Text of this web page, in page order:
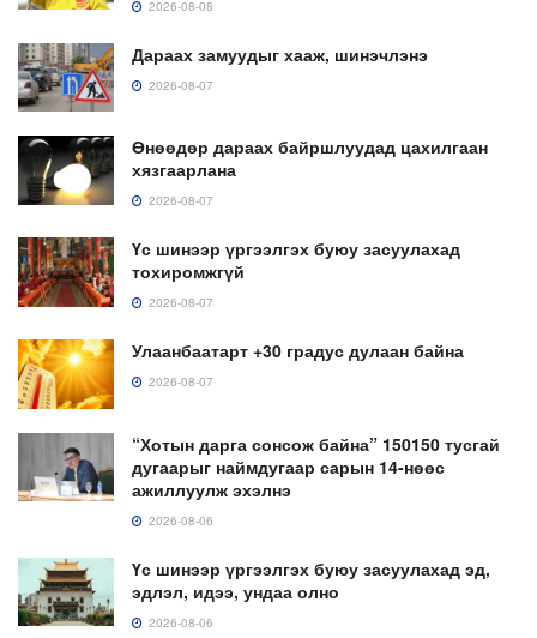
2026-08-08
Дараах замуудыг хааж, шинэчлэнэ
2026-08-07
Өнөөдөр дараах байршлуудад цахилгаан
хязгаарлана
2026-08-07
Үс шинээр үргээлгэх буюу засуулахад
тохиромжгүй
2026-08-07
Улаанбаатарт +30 градус дулаан байна
2026-08-07
“Хотын дарга сонсож байна” 150150 тусгай
дугаарыг наймдугаар сарын 14-нөөс
ажиллуулж эхэлнэ
2026-08-06
Үс шинээр үргээлгэх буюу засуулахад эд,
эдлэл, идээ, ундаа олно
2026-08-06